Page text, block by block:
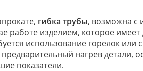
гибка трубы, возможна с
работе изделием, которое
использование горелок или
нагрев детали,
показатели.